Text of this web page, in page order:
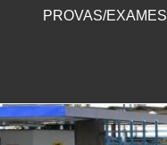
PROVAS/EXAMES